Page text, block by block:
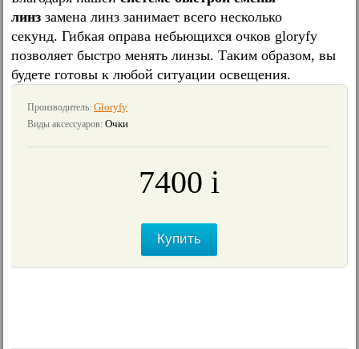
линз замена линз занимает всего несколько
секунд. Гибкая оправа небьющихся очков gloryfy
позволяет быстро менять линзы. Таким образом, вы
будете готовы к любой ситуации освещения.
Производитель: Gloryfy
Виды аксессуаров: Очки
7400 i
Купить